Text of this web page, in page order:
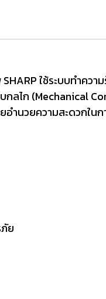
ใช้ระบบทำค
ลไก (Mechanical
ำนวยความสะดวกใ
ย